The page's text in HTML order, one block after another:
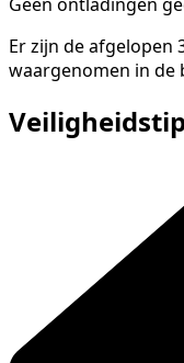
Er zijn de afgelopen
waargenomen in de